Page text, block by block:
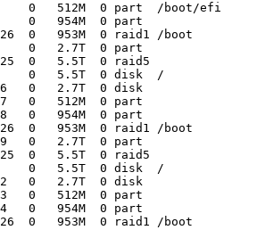
0   512M  0 part  /boot/efi
0   954M  0 part
0   953M  0 raid1 /boot
0   2.7T  0 part
0   5.5T  0 raid5
0   5.5T  0 disk  /
0   2.7T  0 disk
0   512M  0 part
0   954M  0 part
0   953M  0 raid1 /boot
0   2.7T  0 part
0   5.5T  0 raid5
0   5.5T  0 disk  /
0   2.7T  0 disk
0   512M  0 part
0   954M  0 part
0   953M  0 raid1 /boot